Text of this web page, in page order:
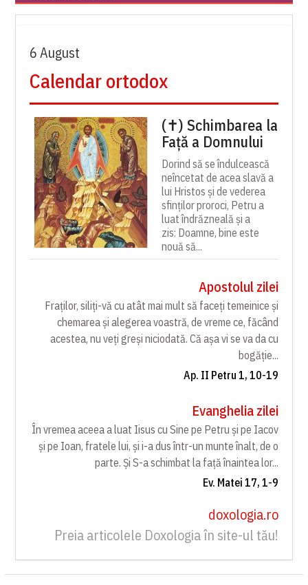
6 August
Calendar ortodox
(✝) Schimbarea la
Față a Domnului
Dorind să se îndulcească
neîncetat de acea slavă a
lui Hristos și de vederea
sfinților proroci, Petru a
luat îndrăzneală și a
zis: Doamne, bine este
nouă să...
Apostolul zilei
Fraților, siliți-vă cu atât mai mult să faceți temeinice și
chemarea și alegerea voastră, de vreme ce, făcând
acestea, nu veți greși niciodată. Că așa vi se va da cu
bogăție...
Ap. II Petru 1, 10-19
Evanghelia zilei
În vremea aceea a luat Iisus cu Sine pe Petru și pe Iacov
și pe Ioan, fratele lui, și i-a dus într-un munte înalt, de o
parte. Și S-a schimbat la față înaintea lor...
Ev. Matei 17, 1-9
doxologia.ro
Preia articolele Doxologia în site-ul tău!